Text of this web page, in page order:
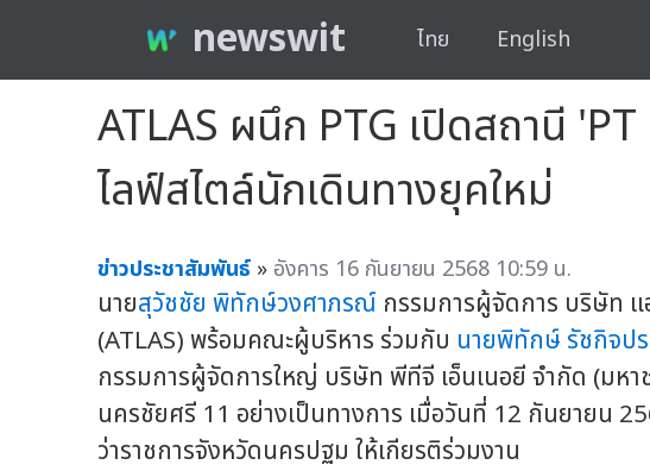
newswit ไทย English
ATLAS ผนึก PTG เปิดสถานี
ไลฟ์สไตล์นักเดินทางยุคใหม่
ข่าวประชาสัมพันธ์ » อังคาร 16 กันยายน 2568 10:59 น.
นายสุวัชชัย พิทักษ์วงศาภรณ์ กรรมการผู้จัดการ บริษัท
(ATLAS) พร้อมคณะผู้บริหาร ร่วมกับ นายพิทักษ์ รัชกิจปร
กรรมการผู้จัดการใหญ่ บริษัท พีทีจี เอ็นเนอยี จำกัด (มห
นครชัยศรี 11 อย่างเป็นทางการ เมื่อวันที่ 12 กันยายน
ว่าราชการจังหวัดนครปฐม ให้เกียรติร่วมงาน